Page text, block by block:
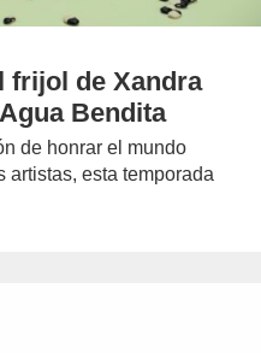
frijol de Xandra
Bendita
de honrar el mundo
artistas, esta temporada